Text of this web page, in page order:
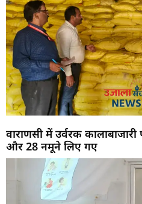
वाराणसी में उर्वरक
और 28 नमूने लिए गए